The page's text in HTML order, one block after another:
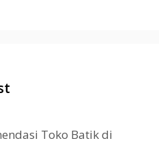
Toko Batik di